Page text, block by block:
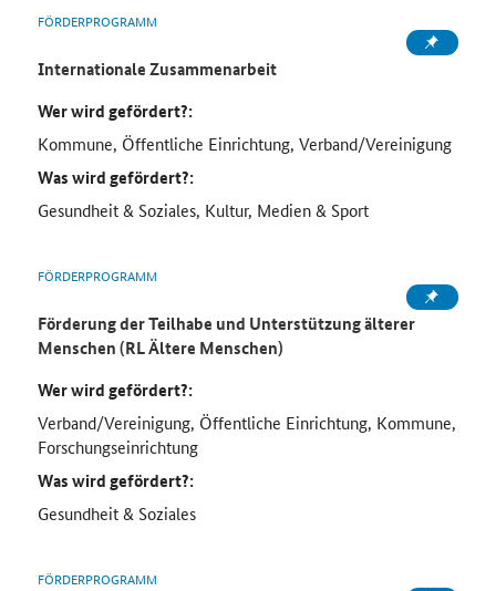
FÖRDERPROGRAMM
Internationale Zusammenarbeit
Wer wird gefördert?:
Kommune, Öffentliche Einrichtung, Verband/Vereinigung
Was wird gefördert?:
Gesundheit & Soziales, Kultur, Medien & Sport
FÖRDERPROGRAMM
Förderung der Teilhabe und Unterstützung älterer
Menschen (RL Ältere Menschen)
Wer wird gefördert?:
Verband/Vereinigung, Öffentliche Einrichtung, Kommune,
Forschungseinrichtung
Was wird gefördert?:
Gesundheit & Soziales
FÖRDERPROGRAMM